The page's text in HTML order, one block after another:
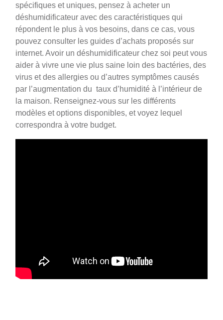
spécifiques et uniques, pensez à acheter un
déshumidificateur avec des caractéristiques qui
répondent le plus à vos besoins, dans ce cas, vous
pouvez consulter les guides d’achats proposés sur
internet. Avoir un déshumidificateur chez soi peut vous
aider à vivre une vie plus saine loin des bactéries, des
virus et des allergies ou d’autres symptômes causés
par l’augmentation du taux d’humidité à l’intérieur de
la maison. Renseignez-vous sur les différents
modèles et options disponibles, et voyez lequel
correspondra à votre budget.